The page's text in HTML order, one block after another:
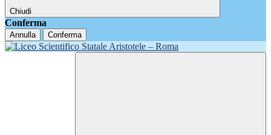
Chiudi
Conferma
Annulla Conferma